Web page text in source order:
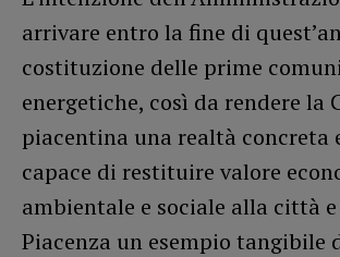
arrivare entro la fine di
costituzione delle prime
energetiche, così da rendere la
piacentina una realtà concreta
capace di restituire valore
ambientale e sociale alla città
Piacenza un esempio tangibile